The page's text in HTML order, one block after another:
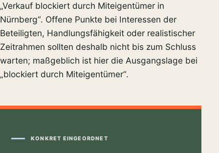
„Verkauf blockiert durch Miteigentümer in
Nürnberg“. Offene Punkte bei Interessen der
Beteiligten, Handlungsfähigkeit oder realistischer
Zeitrahmen sollten deshalb nicht bis zum Schluss
warten; maßgeblich ist hier die Ausgangslage bei
„blockiert durch Miteigentümer“.
KONKRET EINGEORDNET